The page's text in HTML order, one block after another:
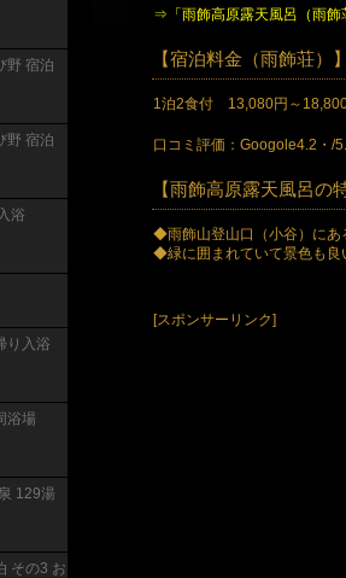
⇒「雨飾高原露天風呂（雨飾
【宿泊料金（雨飾荘）】
1泊2食付 13,080円～
口コミ評価：Googole4.2・/
【雨飾高原露天風呂の
◆雨飾山登山口（小谷）にあ
◆緑に囲まれていて景色も良
[スポンサーリンク]
野 宿泊
野 宿泊
浴
り入浴
浴場
129湯
その3 お